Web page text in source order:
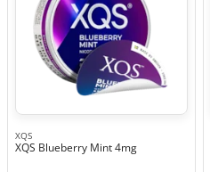
XQS
XQS Blueberry Mint 4mg